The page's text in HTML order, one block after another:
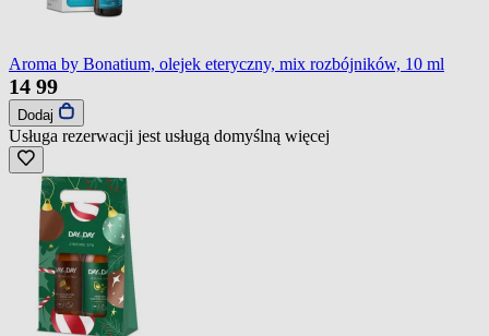
Aroma by Bonatium, olejek eteryczny, mix rozbójników, 10 ml
14 99
Dodaj
Usługa rezerwacji jest usługą domyślną więcej